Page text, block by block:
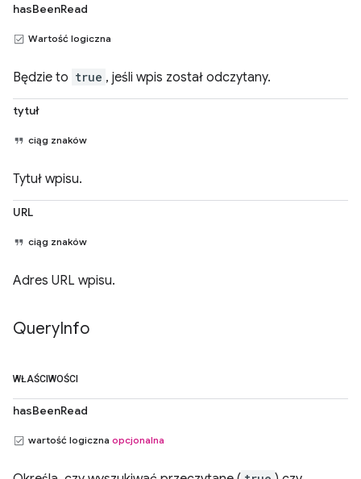
hasBeenRead
Wartość logiczna
Będzie to true , jeśli wpis został odczytany.
tytuł
ciąg znaków
Tytuł wpisu.
URL
ciąg znaków
Adres URL wpisu.
QueryInfo
WŁAŚCIWOŚCI
hasBeenRead
wartość logiczna opcjonalna